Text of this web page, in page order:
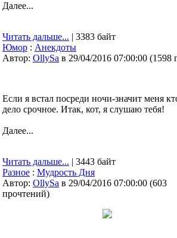
Далее...
Читать дальше... | 3383 байт
Юмор : Анекдоты
Автор: OllySa в 29/04/2016 07:00:00 (1598
Если я встал посреди ночи-значит меня
дело срочное. Итак, кот, я слушаю тебя!
Далее...
Читать дальше... | 3443 байт
Разное : Мудрость Дня
Автор: OllySa в 29/04/2016 07:00:00 (603
прочтений)